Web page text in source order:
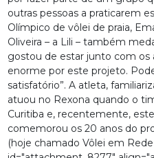
outras pessoas a praticarem
Olímpico de vôlei de praia,
Oliveira – a Lili – também
gostou de estar junto com os
enorme por este projeto.
satisfatório”. A atleta,
atuou no Rexona quando o
Curitiba e, recentemente,
comemorou os 20 anos do
(hoje chamado Vôlei em